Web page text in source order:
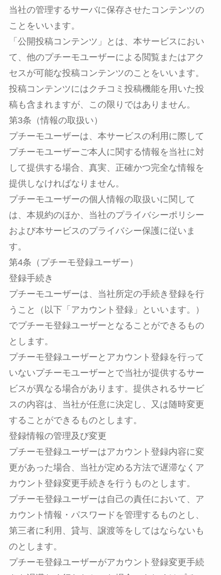
当社の管理するサーバに保存させたコンテンツの
ことをいいます。
「公開投稿コンテンツ」とは、本サービスにおい
て、他のプチーモユーザーによる閲覧またはアク
セスが可能な投稿コンテンツのことをいいます。
投稿コンテンツにはクチコミ投稿機能を用いた投
稿も含まれますが、この限りではありません。
第3条（情報の取扱い）
プチーモユーザーは、本サービスの利用に際して
プチーモユーザーご本人に関する情報を当社に対
して提供する場合、真実、正確かつ完全な情報を
提供しなければなりません。
プチーモユーザーの個人情報の取扱いに関して
は、本規約のほか、当社のプライバシーポリシー
および本サービスのプライバシー保護に従いま
す。
第4条（プチーモ登録ユーザー）
登録手続き
プチーモユーザーは、当社所定の手続き登録を行
うこと（以下「アカウント登録」といいます。）
でプチーモ登録ユーザーとなることができるもの
とします。
プチーモ登録ユーザーとアカウント登録を行って
いないプチーモユーザーとで当社が提供するサー
ビスが異なる場合があります。提供されるサービ
スの内容は、当社が任意に決定し、又は随時変更
することができるものとします。
登録情報の管理及び変更
プチーモ登録ユーザーはアカウント登録内容に変
更があった場合、当社が定める方法で遅滞なくア
カウント登録変更手続きを行うものとします。
プチーモ登録ユーザーは自己の責任において、ア
カウント情報・パスワードを管理するものとし、
第三者に利用、貸与、譲渡等をしてはならないも
のとします。
プチーモ登録ユーザーがアカウント登録変更手続